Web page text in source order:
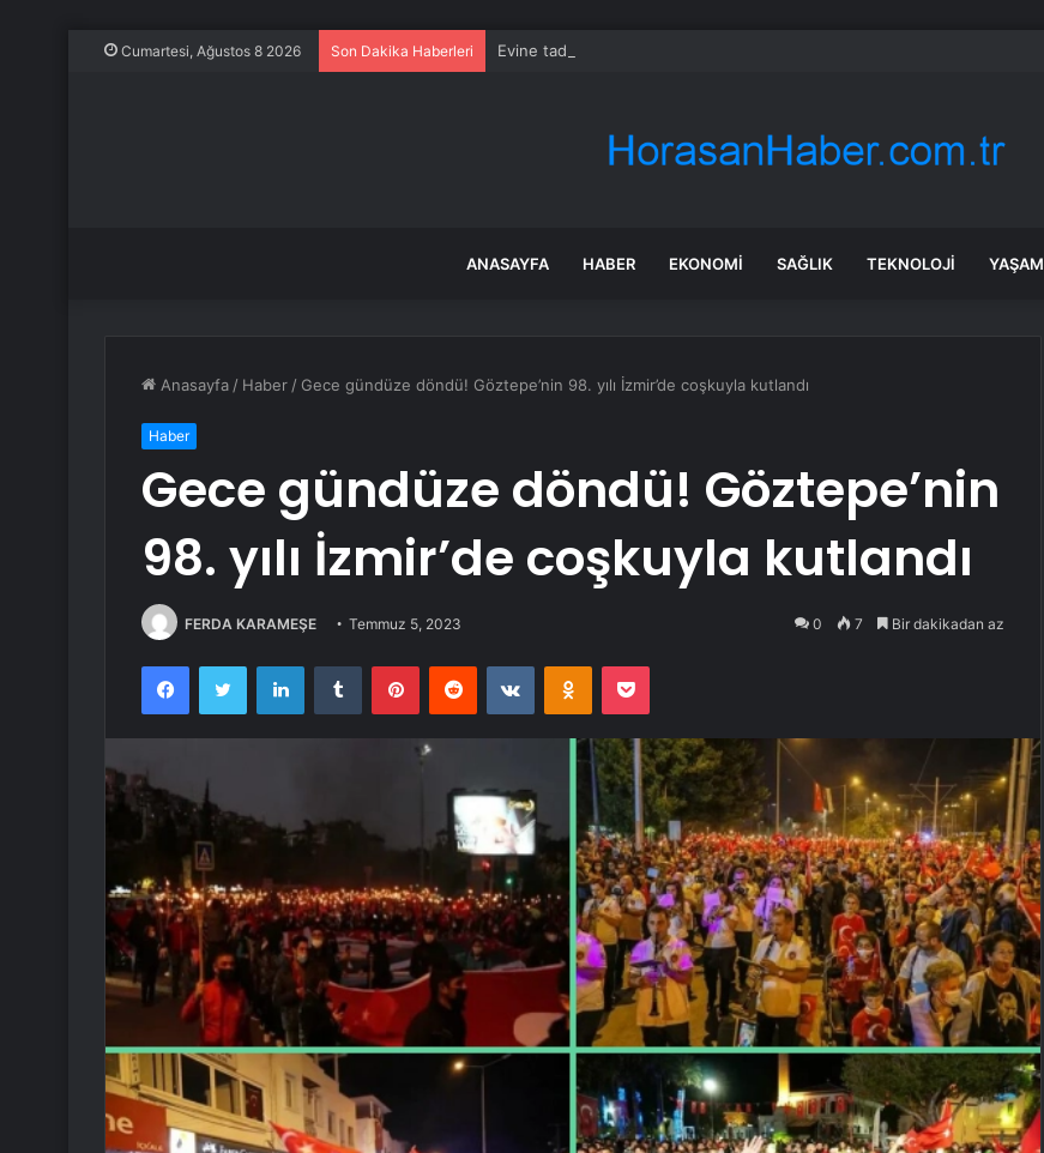
Cumartesi, Ağustos 8 2026 Son Dakika Haberleri Evine tadilat yapan çift, gizli bölmede deste deste para buldu
ANASAYFA HABER EKONOMI SAĞLIK TEKNOLOJI YAŞAM
Anasayfa / Haber / Gece gündüze döndü! Göztepe’nin 98. yılı İzmir’de coşkuyla kutlandı
Haber
Gece gündüze döndü! Göztepe’nin
98. yılı İzmir’de coşkuyla kutlandı
FERDA KARAMEŞE Temmuz 5, 2023 0 7 Bir dakikadan az
FacebookTwitter LinkedInTumblr PinterestReddit VKontakteOdnoklassniki
Pocket